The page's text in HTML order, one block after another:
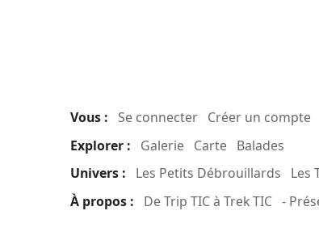
Vous : Se connecter Créer un compte
Explorer :
Galerie Carte
Balades
Univers :
Les Petits Débrouillards Les
À propos :
De Trip TIC à Trek TIC -